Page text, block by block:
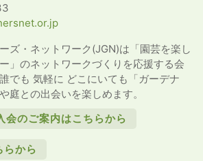
ズ・ネットワーク(JGN)は「園芸を楽し
」のネットワークづくりを応援する会
でも 気軽に どこにいても「ガーデナ
庭との出会いを楽しめます。
のご案内はこちらから
から